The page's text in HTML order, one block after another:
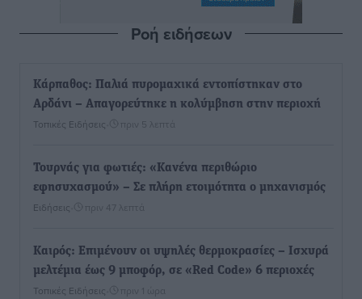
Ροή ειδήσεων
Κάρπαθος: Παλιά πυρομαχικά εντοπίστηκαν στο
Αρδάνι – Απαγορεύτηκε η κολύμβηση στην περιοχή
Τοπικές Ειδήσεις πριν 5 λεπτά
Τουρνάς για φωτιές: «Κανένα περιθώριο
εφησυχασμού» – Σε πλήρη ετοιμότητα ο μηχανισμός
Ειδήσεις πριν 47 λεπτά
Καιρός: Επιμένουν οι υψηλές θερμοκρασίες – Ισχυρά
μελτέμια έως 9 μποφόρ, σε «Red Code» 6 περιοχές
Τοπικές Ειδήσεις πριν 1 ώρα